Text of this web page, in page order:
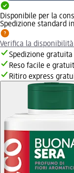
Disponibile per la
Spedizione standard
Verifica la
Spedizione
Reso facile e
Ritiro express